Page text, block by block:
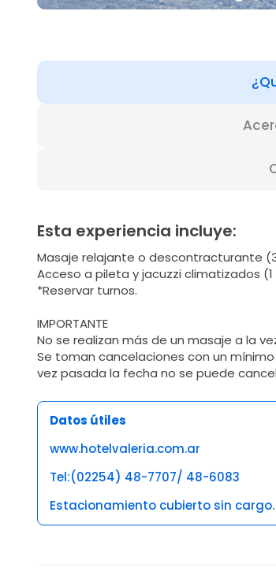
Esta experiencia incluye:
Masaje relajante o descontracturante
Acceso a pileta y jacuzzi climatizados
*Reservar turnos.
IMPORTANTE
No se realizan más de un masaje a la
Se toman cancelaciones con un
vez pasada la fecha no se puede
Datos útiles
www.hotelvaleria.com.ar
Tel:(02254) 48-7707/ 48-6083
Estacionamiento cubierto sin cargo.